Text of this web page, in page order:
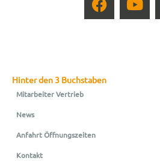
Hinter den 3 Buchstaben
Mitarbeiter Vertrieb
News
Anfahrt Öffnungszeiten
Kontakt